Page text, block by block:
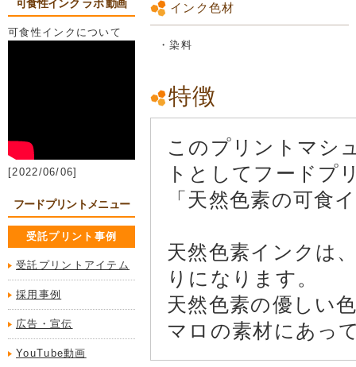
可食性インク ラボ 動画
可食性インクについて
[2022/06/06]
フードプリントメニュー
受託プリント事例
受託プリントアイテム
採用事例
広告・宣伝
YouTube動画
インク色材
・染料
特徴
このプリントマシ
トとしてフードプ
「天然色素の可食
天然色素インクは
りになります。
天然色素の優しい
マロの素材にあっ